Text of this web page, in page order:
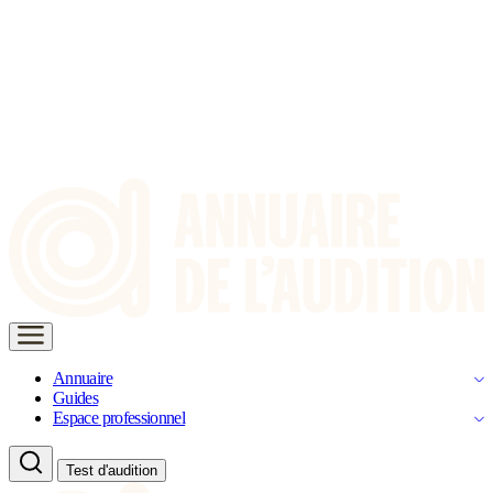
Annuaire
Guides
Espace professionnel
Test d'audition